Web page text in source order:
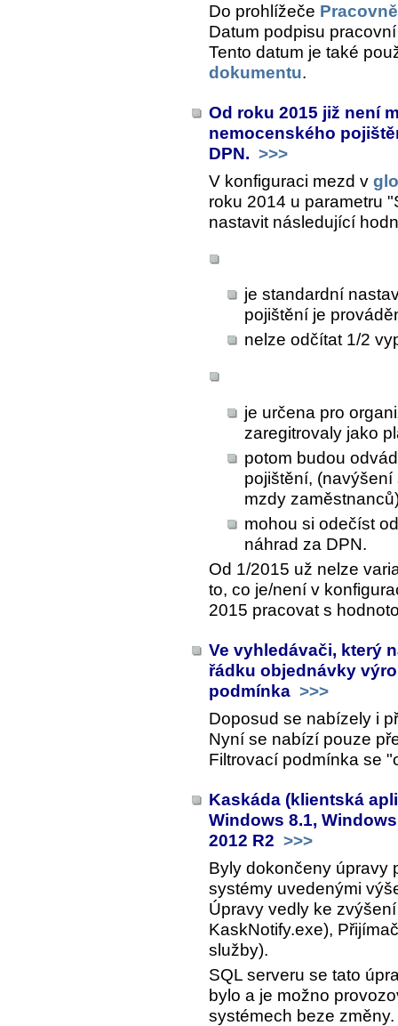
Do prohlížeče
Datum podpisu
Tento datum je také
dokumentu.
Od roku 2015 již není
nemocenského
DPN. >>>
V konfiguraci mezd v
roku 2014 u parametru
nastavit následující
je standardní
pojištění je
nelze odčítat 1/2
je určena pro
zaregitrovaly jako
potom budou
pojištění,
mzdy
mohou si odečíst
náhrad za DPN.
Od 1/2015 už nelze
to, co je/není v
2015 pracovat s
Ve vyhledávači, který
řádku objednávky
podmínka >>>
Doposud se nabízely i
Nyní se nabízí pouze
Filtrovací podmínka se
Kaskáda (klientská
Windows 8.1,
2012 R2 >>>
Byly dokončeny úpravy
systémy uvedenými
Úpravy vedly ke
KaskNotify.exe),
služby).
SQL serveru se tato
bylo a je možno
systémech beze změny.